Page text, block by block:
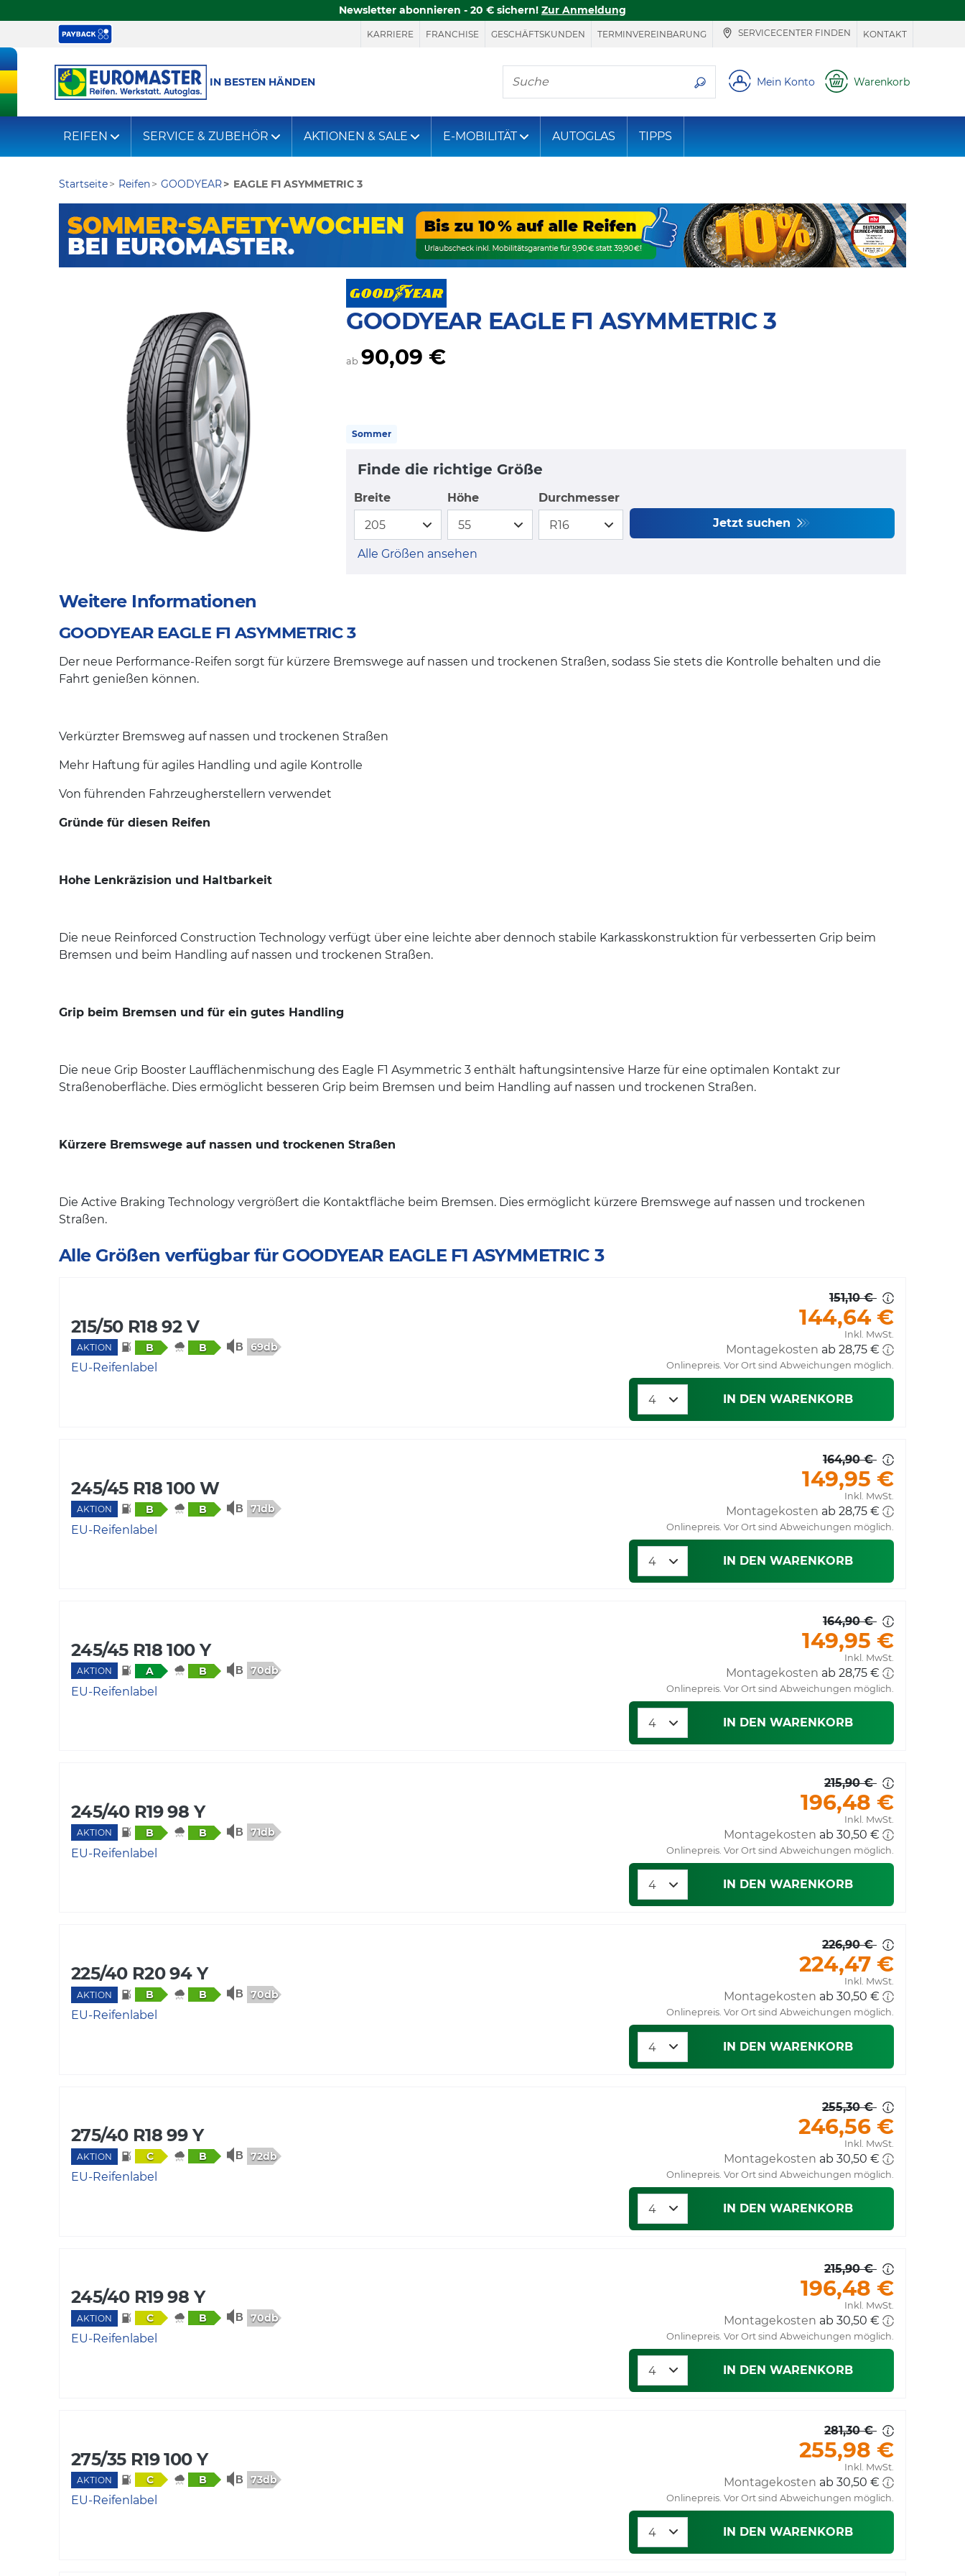
Newsletter abonnieren - 20 € sichern! Zur Anmeldung
KARRIERE FRANCHISE GESCHÄFTSKUNDEN TERMINVEREINBARUNG SERVICECENTER FINDEN KONTAKT
IN BESTEN HÄNDEN
Hier finden Sie, was Sie suchen
Mein Konto Warenkorb
REIFEN SERVICE & ZUBEHÖR AKTIONEN & SALE E-MOBILITÄT AUTOGLAS TIPPS
Startseite Reifen GOODYEAR EAGLE F1 ASYMMETRIC 3
GOODYEAR EAGLE F1 ASYMMETRIC 3
ab 90,09 €
Sommer
Finde die richtige Größe
Breite Höhe
Durchmesser
Jetzt suchen
Alle Größen ansehen
Weitere Informationen
GOODYEAR EAGLE F1 ASYMMETRIC 3
Der neue Performance-Reifen sorgt für kürzere Bremswege auf nassen und trockenen Straßen, sodass Sie stets die Kontrolle behalten und die
Fahrt genießen können.
Verkürzter Bremsweg auf nassen und trockenen Straßen
Mehr Haftung für agiles Handling und agile Kontrolle
Von führenden Fahrzeugherstellern verwendet
Gründe für diesen Reifen
Hohe Lenkräzision und Haltbarkeit
Die neue Reinforced Construction Technology verfügt über eine leichte aber dennoch stabile Karkasskonstruktion für verbesserten Grip beim
Bremsen und beim Handling auf nassen und trockenen Straßen.
Grip beim Bremsen und für ein gutes Handling
Die neue Grip Booster Laufflächenmischung des Eagle F1 Asymmetric 3 enthält haftungsintensive Harze für eine optimalen Kontakt zur
Straßenoberfläche. Dies ermöglicht besseren Grip beim Bremsen und beim Handling auf nassen und trockenen Straßen.
Kürzere Bremswege auf nassen und trockenen Straßen
Die Active Braking Technology vergrößert die Kontaktfläche beim Bremsen. Dies ermöglicht kürzere Bremswege auf nassen und trockenen
Straßen.
Alle Größen verfügbar für GOODYEAR EAGLE F1 ASYMMETRIC 3
215/50 R18 92 V
AKTION B B 69db
EU-Reifenlabel
151,10 €
144,64 €
Inkl. MwSt.
Montagekosten ab 28,75 €
Onlinepreis. Vor Ort sind Abweichungen möglich.
IN DEN WARENKORB
245/45 R18 100 W
AKTION B B 71db
EU-Reifenlabel
164,90 €
149,95 €
Inkl. MwSt.
Montagekosten ab 28,75 €
Onlinepreis. Vor Ort sind Abweichungen möglich.
IN DEN WARENKORB
245/45 R18 100 Y
AKTION A B 70db
EU-Reifenlabel
164,90 €
149,95 €
Inkl. MwSt.
Montagekosten ab 28,75 €
Onlinepreis. Vor Ort sind Abweichungen möglich.
IN DEN WARENKORB
245/40 R19 98 Y
AKTION B B 71db
EU-Reifenlabel
215,90 €
196,48 €
Inkl. MwSt.
Montagekosten ab 30,50 €
Onlinepreis. Vor Ort sind Abweichungen möglich.
IN DEN WARENKORB
225/40 R20 94 Y
AKTION B B 70db
EU-Reifenlabel
226,90 €
224,47 €
Inkl. MwSt.
Montagekosten ab 30,50 €
Onlinepreis. Vor Ort sind Abweichungen möglich.
IN DEN WARENKORB
275/40 R18 99 Y
AKTION C B 72db
EU-Reifenlabel
255,30 €
246,56 €
Inkl. MwSt.
Montagekosten ab 30,50 €
Onlinepreis. Vor Ort sind Abweichungen möglich.
IN DEN WARENKORB
245/40 R19 98 Y
AKTION C B 70db
EU-Reifenlabel
215,90 €
196,48 €
Inkl. MwSt.
Montagekosten ab 30,50 €
Onlinepreis. Vor Ort sind Abweichungen möglich.
IN DEN WARENKORB
275/35 R19 100 Y
AKTION C B 73db
EU-Reifenlabel
281,30 €
255,98 €
Inkl. MwSt.
Montagekosten ab 30,50 €
Onlinepreis. Vor Ort sind Abweichungen möglich.
IN DEN WARENKORB